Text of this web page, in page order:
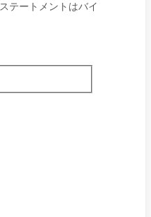
ステートメントはバイ